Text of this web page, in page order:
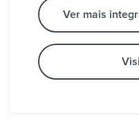
Ver mais